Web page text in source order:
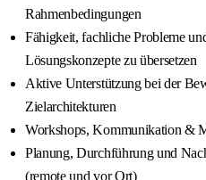
Rahmenbedingungen
Fähigkeit, fachliche Probleme
Lösungskonzepte zu übersetzen
Aktive Unterstützung bei der
Zielarchitekturen
Workshops, Kommunikation &
Planung, Durchführung und
(remote und vor Ort)